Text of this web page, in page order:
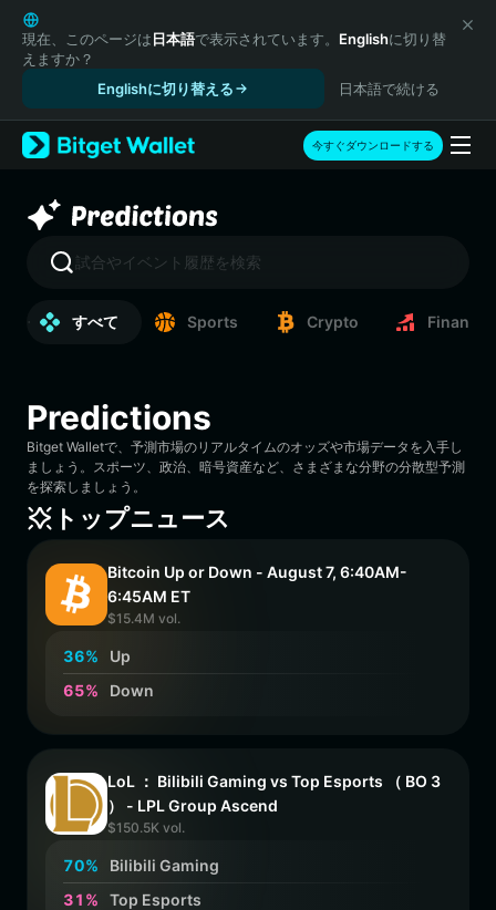
English
日本語
Tiếng Việt
Español (Latinoamérica)
Türkçe
Français
Deutsch
简体中文
繁體中文
Bahasa Indonesia
Español
Português (Brasil)
Español (Argentina)
現在、このページは日本語で表示されています。 Englishに切り替
えますか？
Englishに切り替える
日本語で続ける
今すぐダウンロードする
試合やイベント履歴を検索
すべて Sports Crypto Finance
Predictions
Bitget Walletで、予測市場のリアルタイムのオッズや市場データを入手し
ましょう。スポーツ、政治、暗号資産など、さまざまな分野の分散型予測
を探索しましょう。
トップニュース
Bitcoin Up or Down - August 7, 6:40AM-
6:45AM ET
$15.4M vol.
36%
Up
65% Down
LoL ： Bilibili Gaming vs Top Esports （ BO 3
） - LPL Group Ascend
$150.5K vol.
70%
Bilibili Gaming
31 % Top Esports